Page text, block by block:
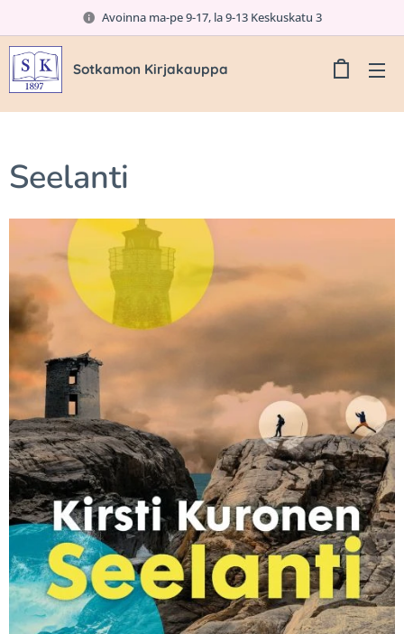
Avoinna ma-pe 9-17, la 9-13 Keskuskatu 3
Sotkamon Kirjakauppa
Seelanti